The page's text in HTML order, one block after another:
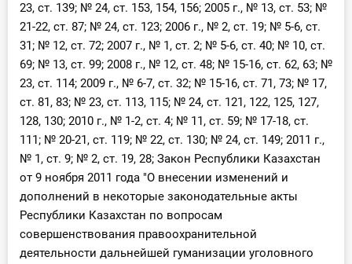
23, ст. 139; № 24, ст. 153, 154, 156; 2005 г., № 13, ст. 53; №
21-22, ст. 87; № 24, ст. 123; 2006 г., № 2, ст. 19; № 5-6, ст.
31; № 12, ст. 72; 2007 г., № 1, ст. 2; № 5-6, ст. 40; № 10, ст.
69; № 13, ст. 99; 2008 г., № 12, ст. 48; № 15-16, ст. 62, 63; №
23, ст. 114; 2009 г., № 6-7, ст. 32; № 15-16, ст. 71, 73; № 17,
ст. 81, 83; № 23, ст. 113, 115; № 24, ст. 121, 122, 125, 127,
128, 130; 2010 г., № 1-2, ст. 4; № 11, ст. 59; № 17-18, ст.
111; № 20-21, ст. 119; № 22, ст. 130; № 24, ст. 149; 2011 г.,
№ 1, ст. 9; № 2, ст. 19, 28; Закон Республики Казахстан
от 9 ноября 2011 года "О внесении изменений и
дополнений в некоторые законодательные акты
Республики Казахстан по вопросам
совершенствования правоохранительной
деятельности дальнейшей гуманизации уголовного